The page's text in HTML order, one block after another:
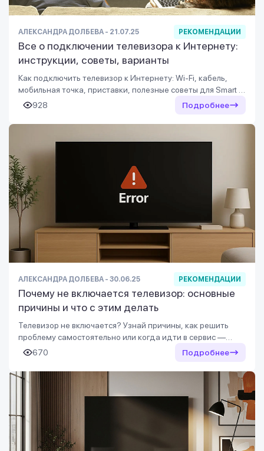
АЛЕКСАНДРА ДОЛБЕВА - 21.07.25 РЕКОМЕНДАЦИИ
Все о подключении телевизора к Интернету:
инструкции, советы, варианты
Как подключить телевизор к Интернету: Wi-Fi, кабель,
мобильная точка, приставки, полезные советы для Smart и
обычных ТВ, инструкции для всех моделей.
928 Подробнее
АЛЕКСАНДРА ДОЛБЕВА - 30.06.25 РЕКОМЕНДАЦИИ
Почему не включается телевизор: основные
причины и что с этим делать
Телевизор не включается? Узнай причины, как решить
проблему самостоятельно или когда идти в сервис —
читай статью и верни просмотр любимых программ!
670 Подробнее